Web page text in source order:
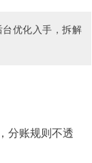
优化入手，拆解
分账规则不透